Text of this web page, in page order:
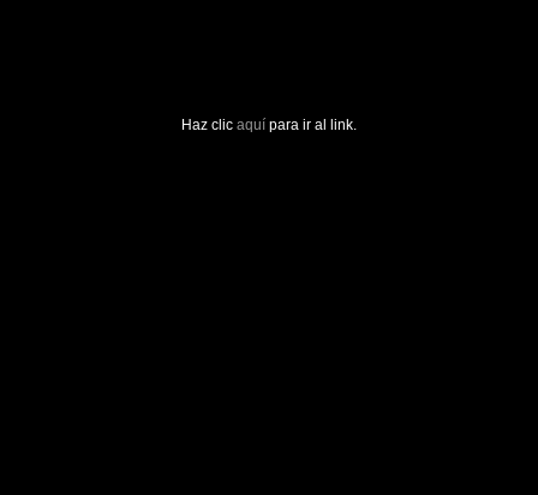
Haz clic aquí para ir al link.